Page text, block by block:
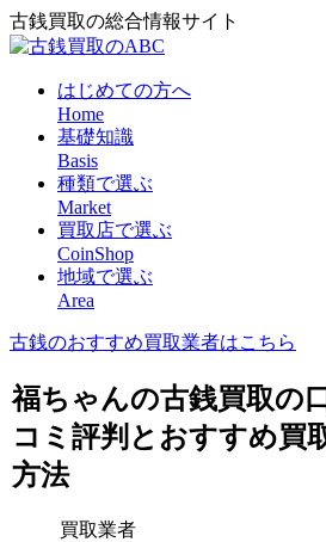
古銭買取の総合情報サイト
はじめての方へ
Home
基礎知識
Basis
種類で選ぶ
Market
買取店で選ぶ
CoinShop
地域で選ぶ
Area
古銭のおすすめ買取業者はこちら
福ちゃんの古銭買取の口
コミ評判とおすすめ買
方法
買取業者